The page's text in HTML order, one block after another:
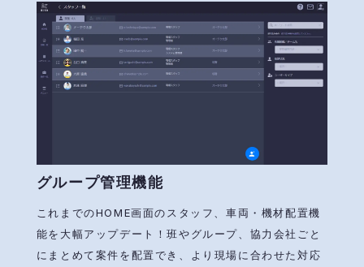
グループ管理機能
これまでのHOME画面のスタッフ、車両・機材配置機
能を大幅アップデート！班やグループ、協力会社ごと
にまとめて案件を配置でき、より現場に合わせた対応